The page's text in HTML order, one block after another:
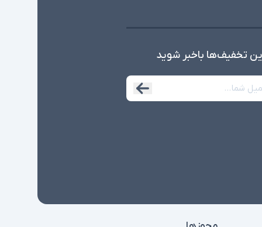
تخفیف‌ها با‌خبر شوید